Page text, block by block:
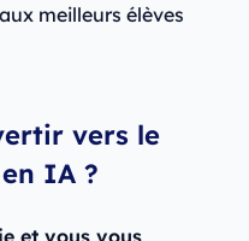
meilleurs élèves
vers le
IA ?
et vous vous